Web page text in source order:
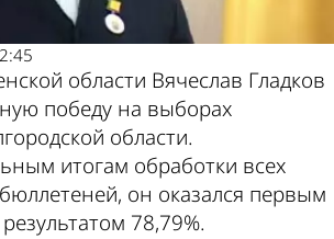
области Вячеслав Гладков
победу на выборах
области.
итогам обработки всех
он оказался первым
78,79%.